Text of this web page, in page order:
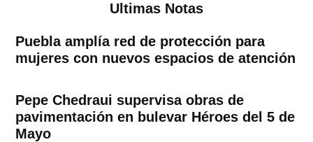
Ultimas Notas
Puebla amplía red de protección para
mujeres con nuevos espacios de atención
Pepe Chedraui supervisa obras de
pavimentación en bulevar Héroes del 5 de
Mayo